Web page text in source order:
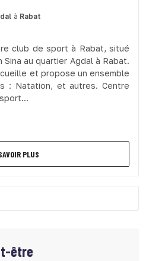
à Rabat
club de sport à Rabat, situé
au quartier Agdal à Rabat.
et propose un ensemble
: Natation, et autres. Centre
PLUS
être